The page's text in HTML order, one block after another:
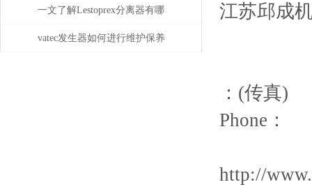
解决
一文了解Lestoprex分离器有哪
些知识
vatec发生器如何进行维护保养
江苏邱成
：(传真)
Phone：
http://